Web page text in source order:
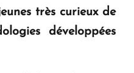
très curieux de
développées